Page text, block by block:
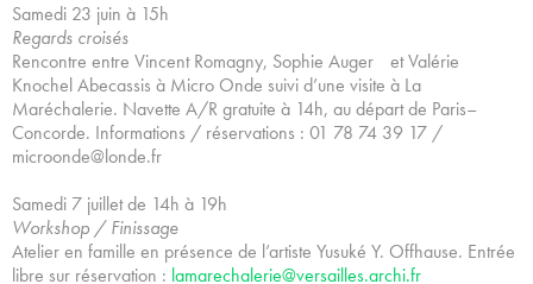
Samedi 23 juin à 15h
Regards croisés
Rencontre entre Vincent Romagny, Sophie Auger et Valérie
Knochel Abecassis à Micro Onde suivi d’une visite à La
Maréchalerie. Navette A/R gratuite à 14h, au départ de Paris–
Concorde. Informations / réservations : 01 78 74 39 17 /
microonde@londe.fr
Samedi 7 juillet de 14h à 19h
Workshop / Finissage
Atelier en famille en présence de l’artiste Yusuké Y. Offhause. Entrée
libre sur réservation : lamarechalerie@versailles.archi.fr